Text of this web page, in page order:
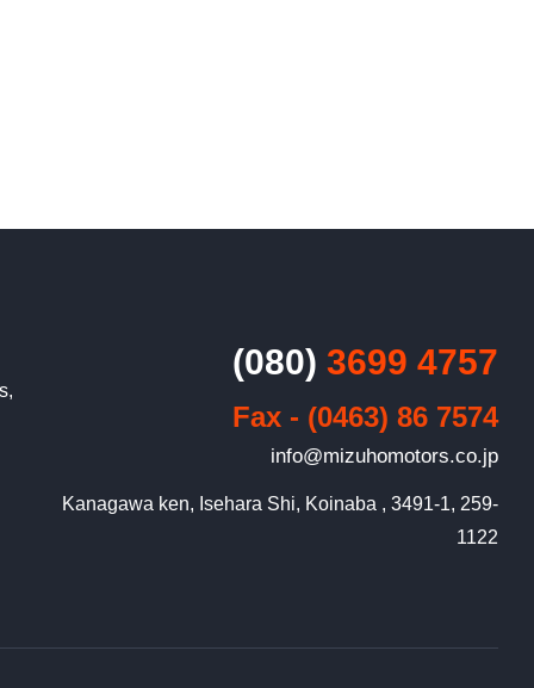
(080) 3699 4757
Fax - (0463) 86 7574
info@mizuhomotors.co.jp
Kanagawa ken, Isehara Shi, Koinaba , 3491-1, 259-